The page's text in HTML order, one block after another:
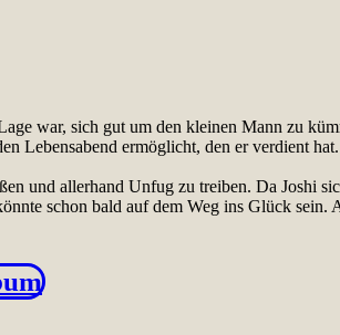
war, sich gut um den kleinen Mann zu
Lebensabend ermöglicht, den er verdient
und allerhand Unfug zu treiben. Da Joshi
schon bald auf dem Weg ins Glück